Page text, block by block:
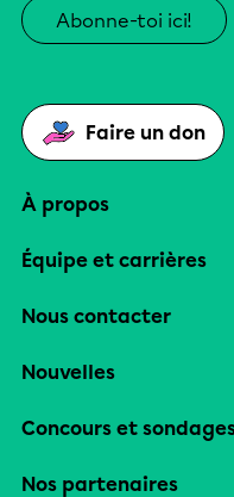
Abonne-toi ici!
Faire un don
À propos
Équipe et carrières
Nous contacter
Nouvelles
Concours et
Nos partenaires